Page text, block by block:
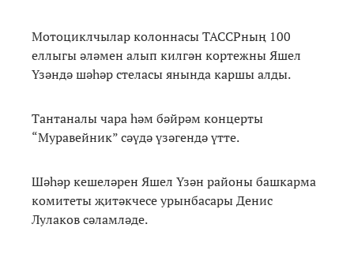
Мотоциклчылар колоннасы ТАССРның 100
еллыгы әләмен алып килгән кортежны Яшел
Үзәндә шәһәр стеласы янында каршы алды.
Тантаналы чара һәм бәйрәм концерты
“Муравейник” сәүдә үзәгендә үтте.
Шәһәр кешеләрен Яшел Үзән районы башкарма
комитеты җитәкчесе урынбасары Денис
Лулаков сәламләде.